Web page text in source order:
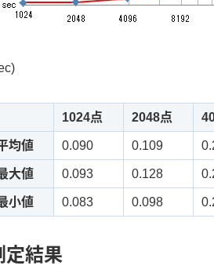
1024点 2048点
均値 0.090 0.109
大値 0.093 0.128
小値 0.083 0.098
定結果